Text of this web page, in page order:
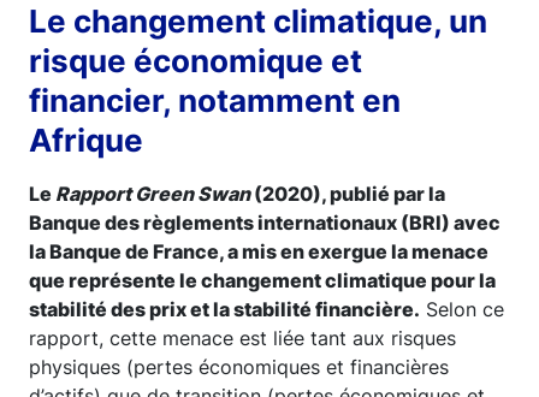
Le changement climatique, un
risque économique et
financier, notamment en
Afrique
Le Rapport Green Swan(2020), publié par la
Banque des règlements internationaux (BRI) avec
la Banque de France, a mis en exergue la menace
que représente le changement climatique pour la
stabilité des prix et la stabilité financière. Selon ce
rapport, cette menace est liée tant aux risques
physiques (pertes économiques et financières